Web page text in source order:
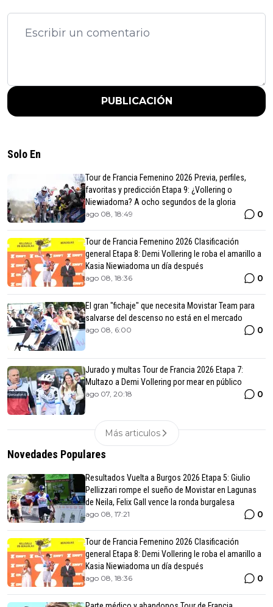
PUBLICACIÓN
Solo En
Tour de Francia Femenino 2026 Previa, perfiles,
favoritas y predicción Etapa 9: ¿Vollering o
Niewiadoma? A ocho segundos de la gloria
ago 08, 18:49 0
Tour de Francia Femenino 2026 Clasificación
general Etapa 8: Demi Vollering le roba el amarillo a
Kasia Niewiadoma un día después
ago 08, 18:36 0
El gran "fichaje" que necesita Movistar Team para
salvarse del descenso no está en el mercado
ago 08, 6:00 0
Jurado y multas Tour de Francia 2026 Etapa 7:
Multazo a Demi Vollering por mear en público
ago 07, 20:18 0
Más articulos
Novedades Populares
Resultados Vuelta a Burgos 2026 Etapa 5: Giulio
Pellizzari rompe el sueño de Movistar en Lagunas
de Neila, Felix Gall vence la ronda burgalesa
ago 08, 17:21 0
Tour de Francia Femenino 2026 Clasificación
general Etapa 8: Demi Vollering le roba el amarillo a
Kasia Niewiadoma un día después
ago 08, 18:36 0